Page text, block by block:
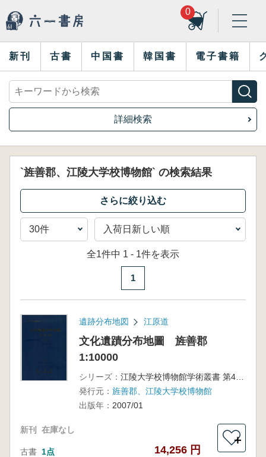
0
新刊 古書 中国書 韓国書 電子書籍
詳細検索
`旌善郡、江陵大学校博物館` の検索結果
全1件中 1 - 1件を表示
1
遺跡分布地図 江原道
文化遺蹟分布地圖 旌善郡
1:10000
シリーズ：
江陵大学校博物館学術叢書 第43冊
発行元： 旌善郡、江陵大学校博物館
出版年： 2007/01
新刊 在庫なし
古書 1点 14,256 円
＋